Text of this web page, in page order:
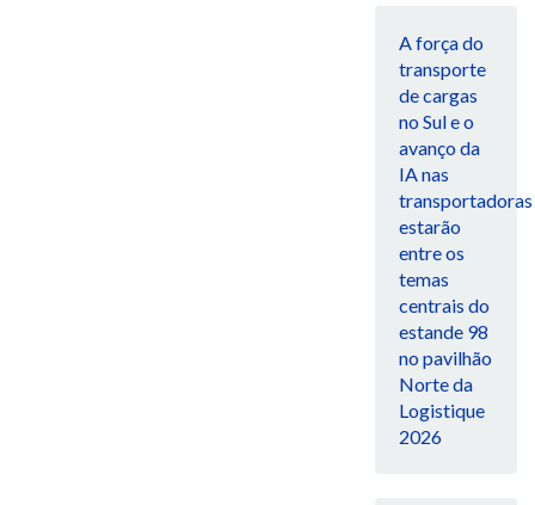
A força do
transporte
de cargas
no Sul e o
avanço da
IA nas
transportadoras
estarão
entre os
temas
centrais do
estande 98
no pavilhão
Norte da
Logistique
2026